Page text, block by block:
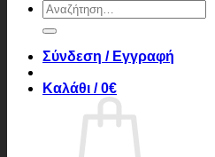
Αναζήτηση
για:
Σύνδεση / Εγγραφή
Καλάθι /0€